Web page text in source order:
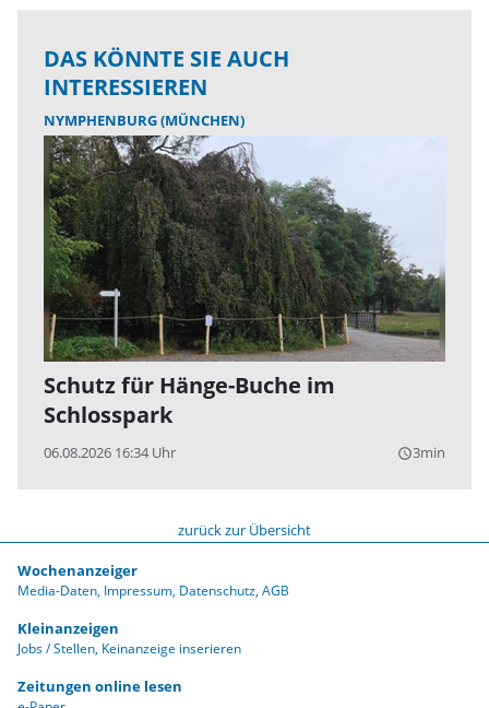
DAS KÖNNTE SIE AUCH
INTERESSIEREN
NYMPHENBURG (MÜNCHEN)
Schutz für Hänge-Buche im
Schlosspark
06.08.2026 16:34 Uhr query_builder3min
zurück zur Übersicht
Wochenanzeiger
Media-Daten Impressum Datenschutz AGB
Kleinanzeigen
Jobs / Stellen Keinanzeige inserieren
Zeitungen online lesen